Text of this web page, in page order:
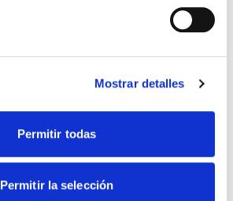
Mostrar detalles
Permitir todas
Permitir la selección